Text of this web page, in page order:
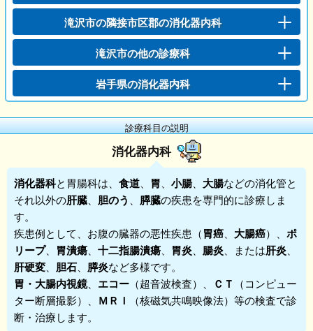
滝沢市の隣接市区郡の消化器内科
滝沢市の他の診療科
岩手県の消化器内科
診療科目の説明
消化器内科
消化器科と胃腸科は、 食道 胃 小腸、 大腸などの消化管と
それ以外の肝臓 胆のう 膵臓の疾患を専門的に診療しま
す。
疾患例として、お腹の臓器の悪性疾患（胃癌 大腸癌）、 ポ
リープ、 胃潰瘍 十二指腸潰瘍 胃炎 腸炎 、または肝炎
肝硬変 胆石 膵炎など多様です。
胃・大腸内視鏡、 エコー （超音波検査）、 ＣＴ （コンピュー
ター断層撮影）、 ＭＲＩ
（核磁気共鳴映像法）等の検査で診
断・治療します。